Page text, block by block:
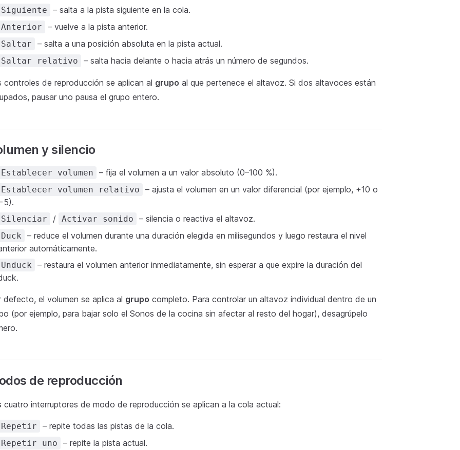
Siguiente – salta a la pista siguiente en la cola.
Anterior – vuelve a la pista anterior.
Saltar – salta a una posición absoluta en la pista actual.
Saltar relativo – salta hacia delante o hacia atrás un número de segundos.
controles de reproducción se aplican al grupo al que pertenece el altavoz. Si dos altavoces están
pausar uno pausa el grupo entero.
y silencio
Establecer volumen – fija el volumen a un valor absoluto (0–100 %).
Establecer volumen relativo
– ajusta el volumen en un valor diferencial (por ejemplo, +10 o
Silenciar / Activar sonido – silencia o reactiva el altavoz.
Duck
– reduce el volumen durante una duración elegida en milisegundos y luego restaura el nivel
automáticamente.
Unduck
– restaura el volumen anterior inmediatamente, sin esperar a que expire la duración del
defecto, el volumen se aplica al grupo completo. Para controlar un altavoz individual dentro de un
(por ejemplo, para bajar solo el Sonos de la cocina sin afectar al resto del hogar), desagrúpelo
de reproducción
cuatro interruptores de modo de reproducción se aplican a la cola actual:
Repetir – repite todas las pistas de la cola.
Repetir uno – repite la pista actual.